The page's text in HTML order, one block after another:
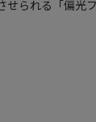
せられる「偏光